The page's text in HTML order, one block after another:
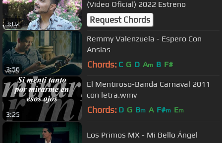
3:02
(Video Oficial) 2022 Estreno
Request Chords
3:56
Remmy Valenzuela - Espero Con
Ansias
Chords: C G D Am B F#
3:25
El Mentiroso-Banda Carnaval 2011
con letra.wmv
Chords: D G Bm A F#m Em
Los Primos MX - Mi Bello Ángel